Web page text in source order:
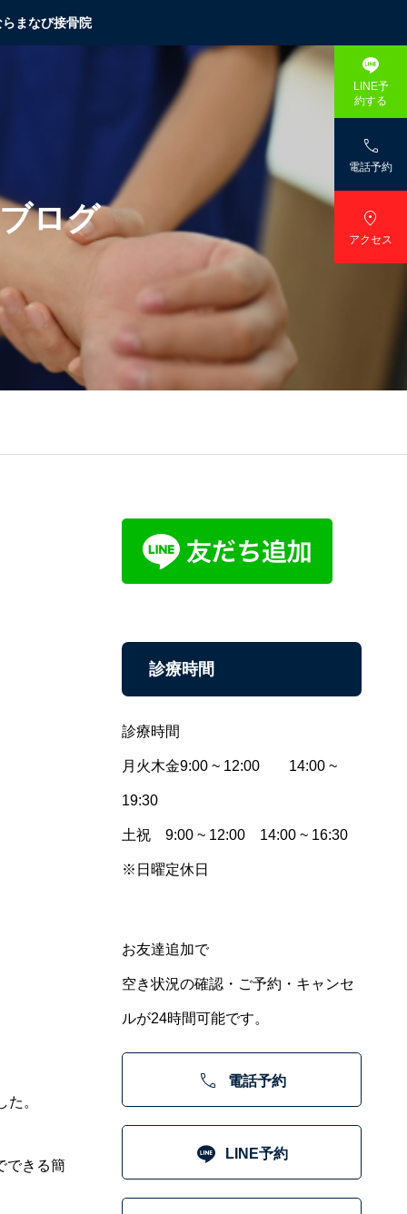
まなび接骨院

LINE予
約する

電話予約

アクセス
ブログ
。
できる簡
診療時間
診療時間
月火木金9:00 ~ 12:00 14:00 ~
19:30
土祝 9:00 ~ 12:00 14:00 ~ 16:30
※日曜定休日
お友達追加で
空き状況の確認・ご予約・キャンセ
ルが24時間可能です。
 電話予約
 LINE予約